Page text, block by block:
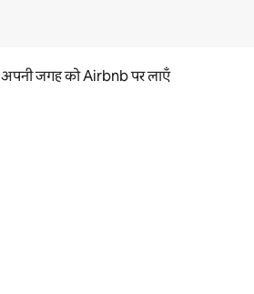
अपनी जगह को Airbnb पर लाएँ